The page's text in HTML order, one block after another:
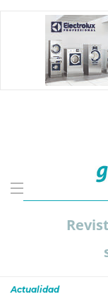
Actualidad